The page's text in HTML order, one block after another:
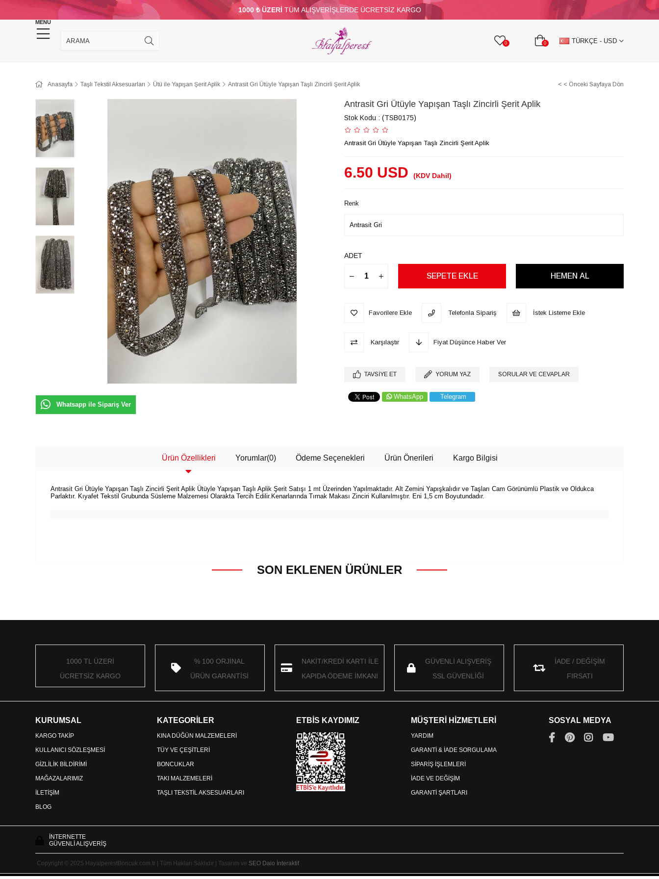
1000 ₺ ÜZERİ TÜM ALIŞVERİŞLERDE ÜCRETSİZ KARGO
MENU
0 0 TÜRKÇE - USD
KINA DÜĞÜN MALZEMELERİ TAKI MALZEMELERİ PARTİ VE SÜS MALZEMELERİ TÜY BONCUKLAR TAŞLI TEKSTİL AKSESUARLARI
TOPTAN DİĞER
Anasayfa Taşlı Tekstil Aksesuarları Ütü ile Yapışan Şerit Aplik Antrasit Gri Ütüyle Yapışan Taşlı Zincirli Şerit Aplik < < Önceki Sayfaya Dön
Whatsapp ile Sipariş Ver
Antrasit Gri Ütüyle Yapışan Taşlı Zincirli Şerit Aplik
Stok Kodu (TSB0175)
Antrasit Gri Ütüyle Yapışan Taşlı Zincirli Şerit Aplik
6.50 USD (KDV Dahil)
Renk
ADET
Favorilere Ekle Telefonla Sipariş İstek Listeme Ekle
Karşılaştır Fiyat Düşünce Haber Ver
TAVSIYE ET YORUM YAZ SORULAR VE CEVAPLAR
WhatsApp Telegram
Ürün Özellikleri Yorumlar(0) Ödeme Seçenekleri Ürün Önerileri Kargo Bilgisi
Antrasit Gri Ütüyle Yapışan Taşlı Zincirli Şerit Aplik Ütüyle Yapışan Taşlı Aplik Şerit Satışı 1 mt Üzerinden Yapılmaktadır. Alt Zemini Yapışkalıdır ve Taşları Cam Görünümlü Plastik ve Oldukca
Parlaktır. Kıyafet Tekstil Grubunda Süsleme Malzemesi Olarakta Tercih Edilir.Kenarlarında Tırnak Makası Zinciri Kullanılmıştır. Eni 1,5 cm Boyutundadır.
SON EKLENEN ÜRÜNLER
1000 TL ÜZERİ
ÜCRETSİZ KARGO
% 100 ORJİNAL
ÜRÜN GARANTİSİ
NAKİT/KREDİ KARTI İLE
KAPIDA ÖDEME İMKANI
GÜVENLİ ALIŞVERİŞ
SSL GÜVENLİĞİ
İADE / DEĞİŞİM
FIRSATI
KURUMSAL
KARGO TAKİP
KULLANICI SÖZLEŞMESİ
GİZLİLİK BİLDİRİMİ
MAĞAZALARIMIZ
İLETİŞİM
BLOG
KATEGORİLER
KINA DÜĞÜN MALZEMELERİ
TÜY VE ÇEŞİTLERİ
BONCUKLAR
TAKI MALZEMELERİ
TAŞLI TEKSTİL AKSESUARLARI
ETBİS KAYDIMIZ MÜŞTERİ HİZMETLERİ
YARDIM
GARANTİ & İADE SORGULAMA
SİPARİŞ İŞLEMLERİ
İADE VE DEĞİŞİM
GARANTİ ŞARTLARI
SOSYAL MEDYA
İNTERNETTE
GÜVENLİ ALIŞVERİŞ
Copyright © 2025 HayalperestBoncuk.com.tr | Tüm Hakları Saklıdır | Tasarım ve SEO Daio İnteraktif